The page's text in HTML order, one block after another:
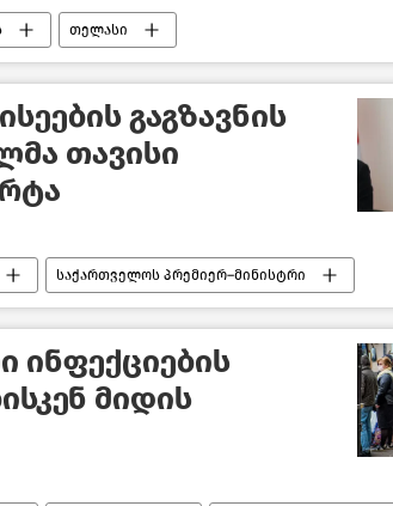
თელასი
გაგზავნის
თავისი
საქართველოს პრემიერ–მინისტრი
ინფექციების
მიდის